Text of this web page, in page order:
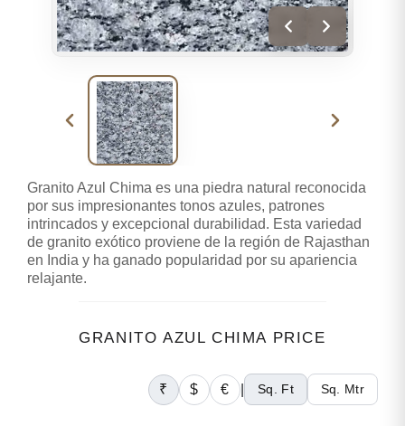
Granito Azul Chima es una piedra natural reconocida
por sus impresionantes tonos azules, patrones
intrincados y excepcional durabilidad. Esta variedad
de granito exótico proviene de la región de Rajasthan
en India y ha ganado popularidad por su apariencia
relajante.
GRANITO AZUL CHIMA PRICE
₹ $ € Sq. Ft Sq. Mtr